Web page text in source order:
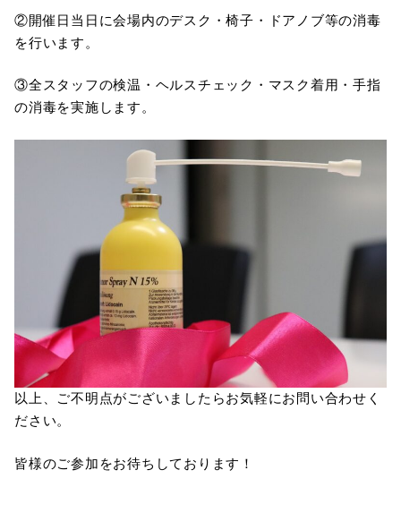
②開催日当日に会場内のデスク・椅子・ドアノブ等の消毒
を行います。
③全スタッフの検温・ヘルスチェック・マスク着用・手指
の消毒を実施します。
以上、ご不明点がございましたらお気軽にお問い合わせく
ださい。
皆様のご参加をお待ちしております！